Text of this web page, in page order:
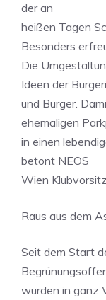
der an
heißen Tagen
Besonders
Die
Ideen der
und Bürger.
ehemaligen
in einen
betont NEOS
Wien
Raus aus dem
Seit dem Start
wurden in ganz